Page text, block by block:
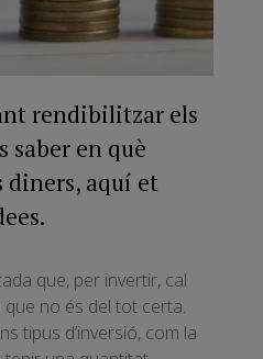
rendibilitzar els
saber en què
aquí et
que, per invertir, cal
no és del tot certa.
tipus d’inversió, com la